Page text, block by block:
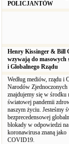
POLICJANTÓW
Henry Kissinger & Bill
wzywają do masowych
i Globalnego Rządu
Według mediów, rządu i
Narodów Zjednoczonych
znajdujemy się w środku
światowej pandemii
naszym życiu. Jesteśmy
bezprecedensowej
blokady w odpowiedzi
koronawirusa znaną jako
COVID19.